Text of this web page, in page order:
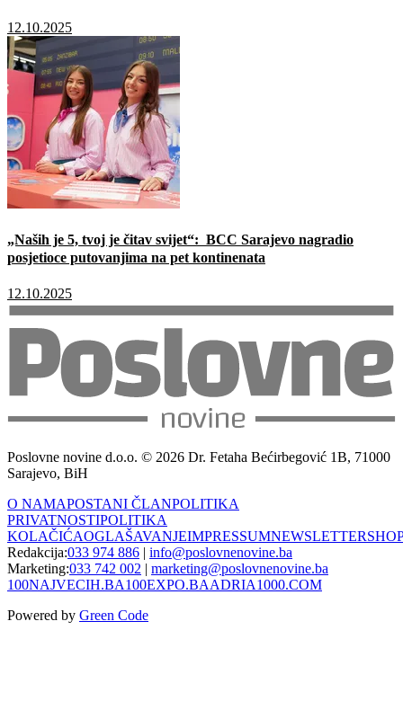
12.10.2025
„Naših je 5, tvoj je čitav svijet“: BCC Sarajevo nagradio
posjetioce putovanjima na pet kontinenata
12.10.2025
Poslovne novine d.o.o. © 2026 Dr. Fetaha Bećirbegović 1B, 71000
Sarajevo, BiH
O NAMAPOSTANI ČLANPOLITIKA
PRIVATNOSTIPOLITIKA
KOLAČIĆAOGLAŠAVANJEIMPRESSUMNEWSLETTER
Redakcija:033 974 886 | info@poslovnenovine.ba
Marketing:033 742 002 | marketing@poslovnenovine.ba
100NAJVECIH.BA100EXPO.BAADRIA1000.COM
Powered by Green Code